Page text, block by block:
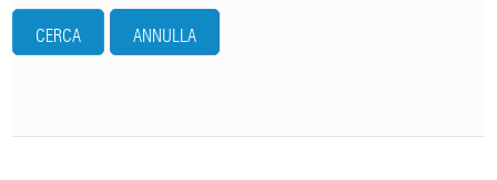
CERCA ANNULLA